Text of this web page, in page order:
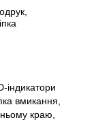
індикатори
вмикання,
краю,